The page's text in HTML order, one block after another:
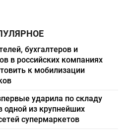
бухгалтеров и
в российских компаниях
к мобилизации
ударила по складу
одной из крупнейших
супермаркетов